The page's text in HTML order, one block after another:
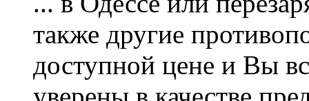
также другие
доступной цене и Вы